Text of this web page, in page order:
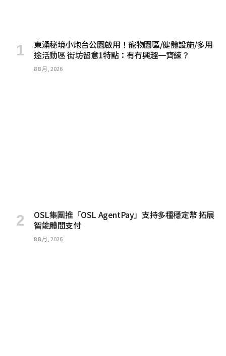
東涌秘境小炮台公園啟用！寵物園區/健體設施/多用
途活動區 街坊留意1特點：有冇興趣一齊練？
8 8 月, 2026
OSL集團推「OSL AgentPay」支持多種穩定幣 拓展
智能體間支付
8 8 月, 2026